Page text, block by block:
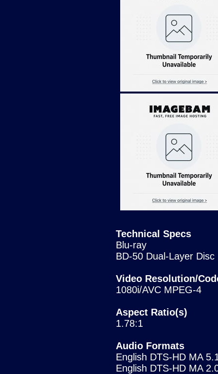
Technical Specs
Blu-ray
BD-50 Dual-Layer Disc
Video Resolution/
1080i/AVC MPEG-4
Aspect Ratio(s)
1.78:1
Audio Formats
English DTS-HD MA
English DTS-HD MA